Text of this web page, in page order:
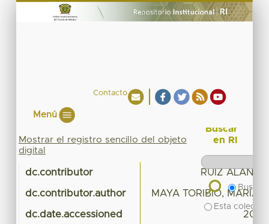
Contacto
Menú
Mostrar el registro sencillo del objeto
digital
dc.contributor RUÍZ ALANIS,
dc.contributor.author MAYA TORIBIO, MARÍA
dc.date.accessioned
Buscar
en RI
Buscar
Esta